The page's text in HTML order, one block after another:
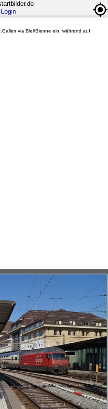
Login
via Biel/Bienne ein, während auf